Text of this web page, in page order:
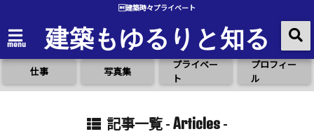
建築時々プライベート
menu 建築もゆるりと知る
仕事 写真集
プライベー
ト
プロフィー
ル
記事一覧 - Articles-